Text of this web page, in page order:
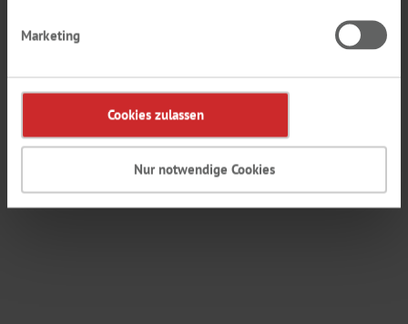
Marketing
Cookies zulassen
Nur notwendige Cookies
10